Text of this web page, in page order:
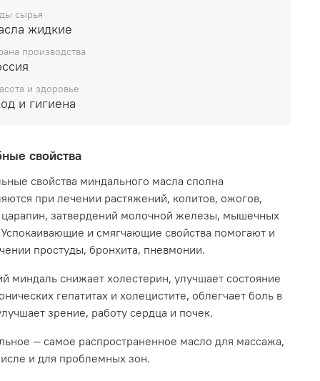
масло регулирует проницаемость
барьера, липидный и водный баланс
идеальным массажным средством,
самостоятельно и в сочетании с другими
в частности, для лечения целлюлита.
противовоспалительное, регенерирующее
действие.
раздражение, устраняет сухость и
кожи, питает и очищает кожу,
её водный баланс.
для ежедневной очистки
приготовления различных масок и для
как основа для разбавления эфирных масел.
оно придаёт им блеск, смягчает и
рост.
сырья
жидкие
производства
и здоровье
и гигиена
свойства
свойства миндального масла сполна
при лечении растяжений, колитов, ожогов,
затвердений молочной железы, мышечных
и смягчающие свойства помогают и
простуды, бронхита, пневмонии.
миндаль снижает холестерин, улучшает состояние
гепатитах и холецистите, облегчает боль в
зрение, работу сердца и почек.
— самое распространенное масло для массажа,
и для проблемных зон.